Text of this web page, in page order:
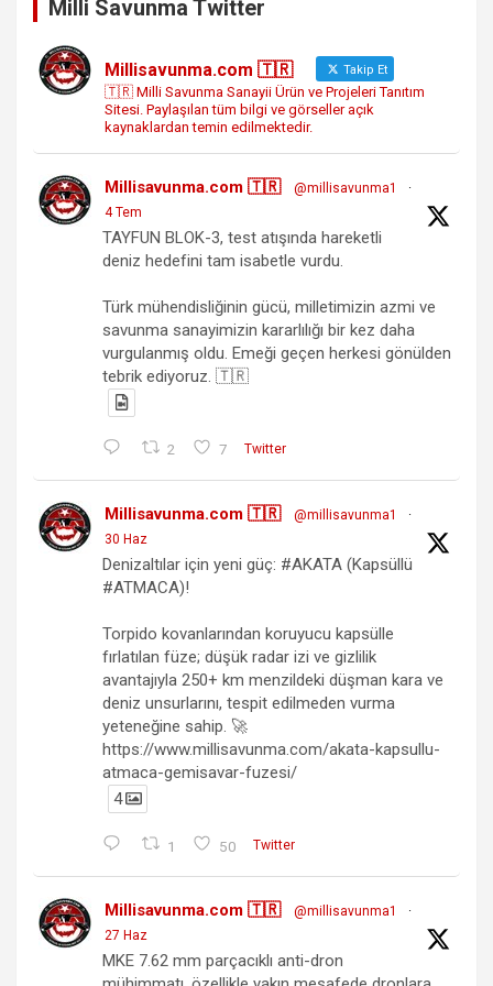
Milli Savunma Twitter
Millisavunma.com 🇹🇷 Takip Et
🇹🇷 Milli Savunma Sanayii Ürün ve Projeleri Tanıtım
Sitesi. Paylaşılan tüm bilgi ve görseller açık
kaynaklardan temin edilmektedir.
Millisavunma.com 🇹🇷 @millisavunma1
·
4 Tem
TAYFUN BLOK-3, test atışında hareketli
deniz hedefini tam isabetle vurdu.
Türk mühendisliğinin gücü, milletimizin azmi ve
savunma sanayimizin kararlılığı bir kez daha
vurgulanmış oldu. Emeği geçen herkesi gönülden
tebrik ediyoruz. 🇹🇷
2 7 Twitter
Millisavunma.com 🇹🇷 @millisavunma1
·
30 Haz
Denizaltılar için yeni güç: #AKATA (Kapsüllü
#ATMACA)!
Torpido kovanlarından koruyucu kapsülle
fırlatılan füze; düşük radar izi ve gizlilik
avantajıyla 250+ km menzildeki düşman kara ve
deniz unsurlarını, tespit edilmeden vurma
yeteneğine sahip. 🚀
https://www.millisavunma.com/akata-kapsullu-
atmaca-gemisavar-fuzesi/
4
1 50 Twitter
Millisavunma.com 🇹🇷 @millisavunma1
·
27 Haz
MKE 7.62 mm parçacıklı anti-dron